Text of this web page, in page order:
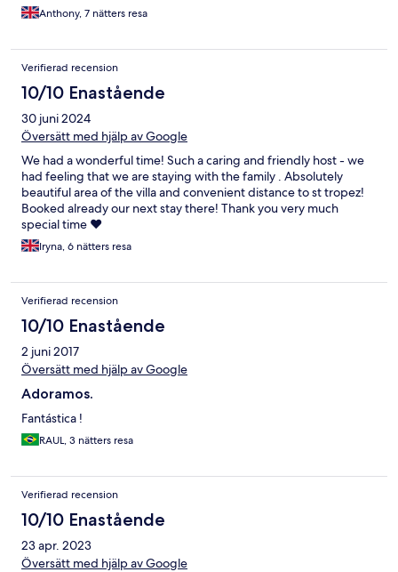
Anthony, 7 nätters resa
Verifierad recension
10/10 Enastående
30 juni 2024
Översätt med hjälp av Google
We had a wonderful time! Such a caring and friendly host - we
had feeling that we are staying with the family . Absolutely
beautiful area of the villa and convenient distance to st tropez!
Booked already our next stay there! Thank you very much
special time ♥️
Iryna, 6 nätters resa
Verifierad recension
10/10 Enastående
2 juni 2017
Översätt med hjälp av Google
Adoramos.
Fantástica !
RAUL, 3 nätters resa
Verifierad recension
10/10 Enastående
23 apr. 2023
Översätt med hjälp av Google